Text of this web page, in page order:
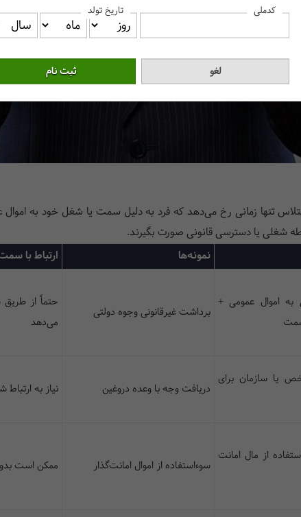
تنها زمانی رخ می‌دهد که فرد به دلیل سمت یا شغل خود به
شغلی یا دسترسی قانونی صورت بگیرند.
نمونه‌ها ارتباط با
به اموال عمومی +
سمت
برداشت غیرقانونی وجوه دولتی
حتماً از
می‌دهد
یا سازمان برای
دریافت وجه با وعده دروغین نیاز به ارتباط
از مال امانت
سوءاستفاده از اموال امانت‌گذار ممکن است
کدملی تاریخ تولد